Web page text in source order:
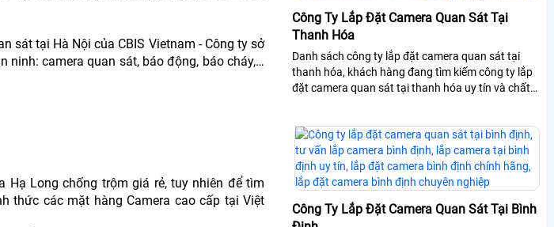
sát tại Hà Nội của CBIS Vietnam - Công ty sở
ninh: camera quan sát, báo động, báo cháy,…
Hạ Long chống trộm giá rẻ, tuy nhiên để tìm
thức các mặt hàng Camera cao cấp tại Việt
Công Ty Lắp Đặt Camera Quan Sát Tại
Thanh Hóa
Danh sách công ty lắp đặt camera quan sát tại
thanh hóa, khách hàng đang tìm kiếm công ty lắp
đặt camera quan sát tại thanh hóa uy tín và chất
Công Ty Lắp Đặt Camera Quan Sát Tại Bình